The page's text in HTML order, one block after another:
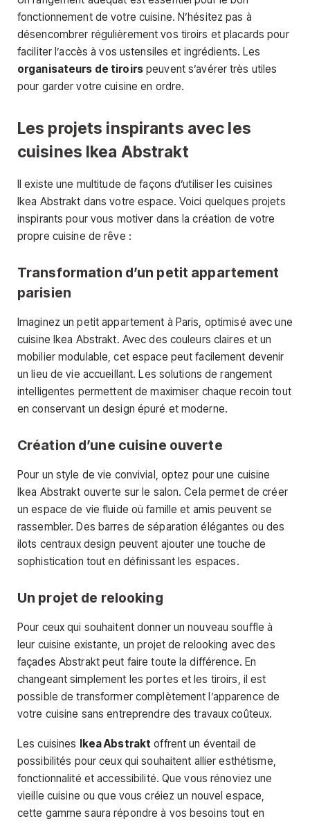
fonctionnement de votre cuisine. N’hésitez pas à
désencombrer régulièrement vos tiroirs et placards pour
faciliter l’accès à vos ustensiles et ingrédients. Les
organisateurs de tiroirspeuvent s’avérer très utiles
pour garder votre cuisine en ordre.
Les projets inspirants avec les
cuisines Ikea Abstrakt
Il existe une multitude de façons d’utiliser les cuisines
Ikea Abstrakt dans votre espace. Voici quelques projets
inspirants pour vous motiver dans la création de votre
propre cuisine de rêve :
Transformation d’un petit appartement
parisien
Imaginez un petit appartement à Paris, optimisé avec une
cuisine Ikea Abstrakt. Avec des couleurs claires et un
mobilier modulable, cet espace peut facilement devenir
un lieu de vie accueillant. Les solutions de rangement
intelligentes permettent de maximiser chaque recoin tout
en conservant un design épuré et moderne.
Création d’une cuisine ouverte
Pour un style de vie convivial, optez pour une cuisine
Ikea Abstrakt ouverte sur le salon. Cela permet de créer
un espace de vie fluide où famille et amis peuvent se
rassembler. Des barres de séparation élégantes ou des
ilots centraux design peuvent ajouter une touche de
sophistication tout en définissant les espaces.
Un projet de relooking
Pour ceux qui souhaitent donner un nouveau souffle à
leur cuisine existante, un projet de relooking avec des
façades Abstrakt peut faire toute la différence. En
changeant simplement les portes et les tiroirs, il est
possible de transformer complètement l’apparence de
votre cuisine sans entreprendre des travaux coûteux.
Les cuisines Ikea Abstrakt offrent un éventail de
possibilités pour ceux qui souhaitent allier esthétisme,
fonctionnalité et accessibilité. Que vous rénoviez une
vieille cuisine ou que vous créiez un nouvel espace,
cette gamme saura répondre à vos besoins tout en